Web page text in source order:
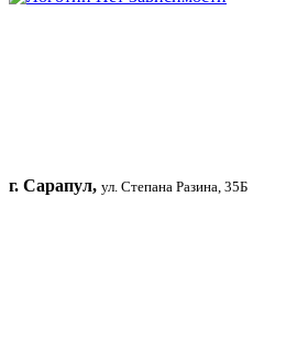
г. Сарапул, ул. Степана Разина, 35Б